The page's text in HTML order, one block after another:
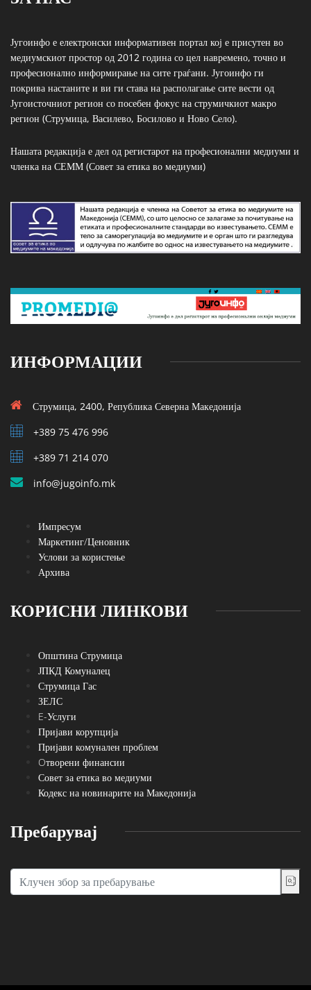
Југоинфо е електронски информативен портал кој е присутен во
медиумскиот простор од 2012 година со цел навремено, точно и
професионално информирање на сите граѓани. Југоинфо ги
покрива настаните и ви ги става на располагање сите вести од
Југоисточниот регион со посебен фокус на струмичкиот макро
регион (Струмица, Василево, Босилово и Ново Село).
Нашата редакција е дел од регистарот на професионални медиуми и
членка на СЕММ (Совет за етика во медиуми)
ИНФОРМАЦИИ
Струмица, 2400, Република Северна Македонија
+389 75 476 996
+389 71 214 070
info@jugoinfo.mk
Импресум
Маркетинг/Ценовник
Услови за користење
Архива
КОРИСНИ ЛИНКОВИ
Општина Струмица
ЈПКД Комуналец
Струмица Гас
ЗЕЛС
E-Услуги
Пријави корупција
Пријави комунален проблем
Oтворени финансии
Совет за етика во медиуми
Кодекс на новинарите на Македонија
Пребарувај